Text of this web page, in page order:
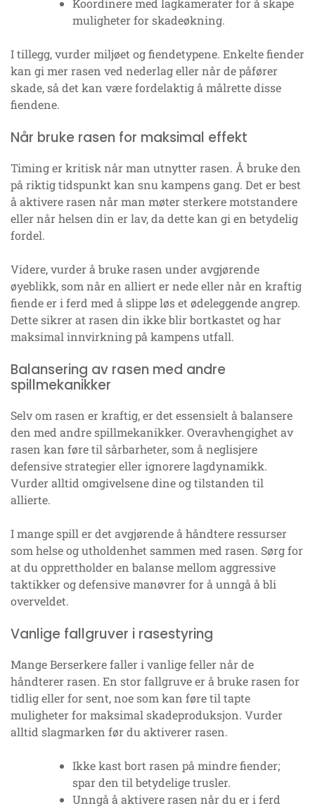
Koordinere med lagkamerater for å skape
muligheter for skadeøkning.
I tillegg, vurder miljøet og fiendetypene. Enkelte fiender
kan gi mer rasen ved nederlag eller når de påfører
skade, så det kan være fordelaktig å målrette disse
fiendene.
Når bruke rasen for maksimal effekt
Timing er kritisk når man utnytter rasen. Å bruke den
på riktig tidspunkt kan snu kampens gang. Det er best
å aktivere rasen når man møter sterkere motstandere
eller når helsen din er lav, da dette kan gi en betydelig
fordel.
Videre, vurder å bruke rasen under avgjørende
øyeblikk, som når en alliert er nede eller når en kraftig
fiende er i ferd med å slippe løs et ødeleggende angrep.
Dette sikrer at rasen din ikke blir bortkastet og har
maksimal innvirkning på kampens utfall.
Balansering av rasen med andre
spillmekanikker
Selv om rasen er kraftig, er det essensielt å balansere
den med andre spillmekanikker. Overavhengighet av
rasen kan føre til sårbarheter, som å neglisjere
defensive strategier eller ignorere lagdynamikk.
Vurder alltid omgivelsene dine og tilstanden til
allierte.
I mange spill er det avgjørende å håndtere ressurser
som helse og utholdenhet sammen med rasen. Sørg for
at du opprettholder en balanse mellom aggressive
taktikker og defensive manøvrer for å unngå å bli
overveldet.
Vanlige fallgruver i rasestyring
Mange Berserkere faller i vanlige feller når de
håndterer rasen. En stor fallgruve er å bruke rasen for
tidlig eller for sent, noe som kan føre til tapte
muligheter for maksimal skadeproduksjon. Vurder
alltid slagmarken før du aktiverer rasen.
Ikke kast bort rasen på mindre fiender;
spar den til betydelige trusler.
Unngå å aktivere rasen når du er i ferd